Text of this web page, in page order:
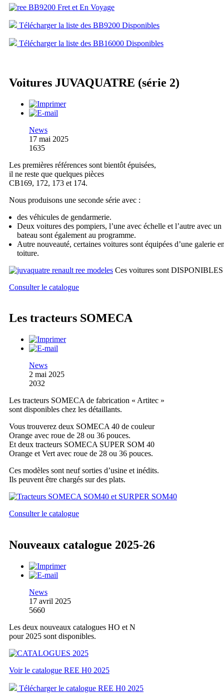
Télécharger la liste des BB9200 Disponibles
Télécharger la liste des BB16000 Disponibles
Voitures JUVAQUATRE (série 2)
News
17 mai 2025
1635
Les premières références sont bientôt épuisées,
il ne reste que quelques pièces
CB169, 172, 173 et 174.
Nous produisons une seconde série avec :
des véhicules de gendarmerie.
Deux voitures des pompiers, l’une avec échelle et l’autre avec un
bateau sont également au programme.
Autre nouveauté, certaines voitures sont équipées d’une galerie
toiture.
Ces voitures sont DISPONIBLES
Consulter le catalogue
Les tracteurs SOMECA
News
2 mai 2025
2032
Les tracteurs SOMECA de fabrication « Artitec »
sont disponibles chez les détaillants.
Vous trouverez deux SOMECA 40 de couleur
Orange avec roue de 28 ou 36 pouces.
Et deux tracteurs SOMECA SUPER SOM 40
Orange et Vert avec roue de 28 ou 36 pouces.
Ces modèles sont neuf sorties d’usine et inédits.
Ils peuvent être chargés sur des plats.
Consulter le catalogue
Nouveaux catalogue 2025-26
News
17 avril 2025
5660
Les deux nouveaux catalogues HO et N
pour 2025 sont disponibles.
Voir le catalogue REE H0 2025
Télécharger le catalogue REE H0 2025